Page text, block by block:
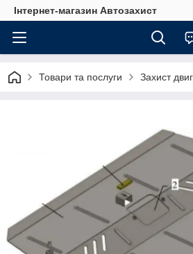
Інтернет-магазин Автозахист
Товари та послуги Захист